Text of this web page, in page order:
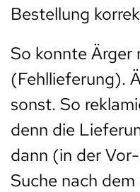
Bestellung
So konnte Ärger
(Fehllieferung).
sonst. So
denn die
dann (in der
Suche nach